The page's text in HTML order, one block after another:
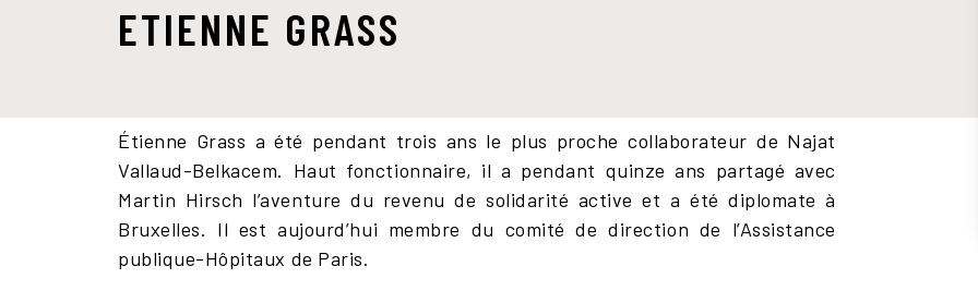
ETIENNE GRASS
Étienne Grass a été pendant trois ans le plus proche collaborateur de Najat
Vallaud-Belkacem. Haut fonctionnaire, il a pendant quinze ans partagé avec
Martin Hirsch l’aventure du revenu de solidarité active et a été diplomate à
Bruxelles. Il est aujourd’hui membre du comité de direction de l’Assistance
publique-Hôpitaux de Paris.